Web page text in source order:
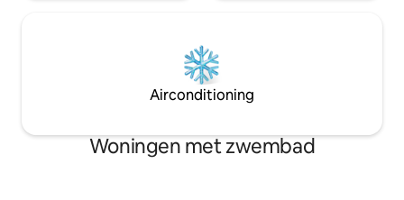
Airconditioning
Woningen met zwembad